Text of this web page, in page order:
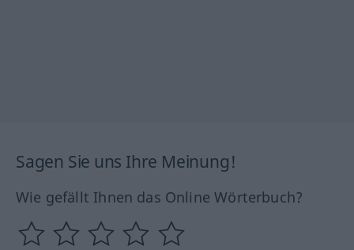
Sagen Sie uns Ihre Meinung!
Wie gefällt Ihnen das Online Wörterbuch?